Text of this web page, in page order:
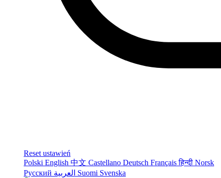
Reset ustawień
Polski English 中文 Castellano Deutsch Françaisहिन्दी Norsk
Русский
Suomi Svenska